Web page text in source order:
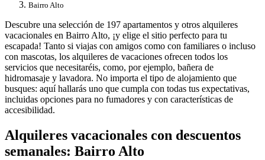
Bairro Alto
Descubre una selección de 197 apartamentos y otros alquileres
vacacionales en Bairro Alto, ¡y elige el sitio perfecto para tu
escapada! Tanto si viajas con amigos como con familiares o incluso
con mascotas, los alquileres de vacaciones ofrecen todos los
servicios que necesitaréis, como, por ejemplo, bañera de
hidromasaje y lavadora. No importa el tipo de alojamiento que
busques: aquí hallarás uno que cumpla con todas tus expectativas,
incluidas opciones para no fumadores y con características de
accesibilidad.
Alquileres vacacionales con descuentos
semanales: Bairro Alto